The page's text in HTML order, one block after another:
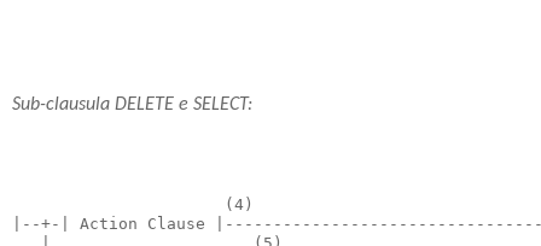
Sub-clausula DELETE e SELECT:
                      (4)
|--+-| Action Clause